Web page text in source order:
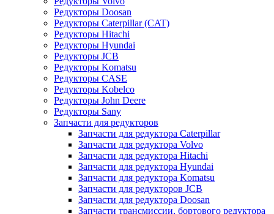
Редукторы Doosan
Редукторы Caterpillar (CAT)
Редукторы Hitachi
Редукторы Hyundai
Редукторы JCB
Редукторы Komatsu
Редукторы CASE
Редукторы Kobelco
Редукторы John Deere
Редукторы Sany
Запчасти для редукторов
Запчасти для редуктора Caterpillar
Запчасти для редуктора Volvo
Запчасти для редуктора Hitachi
Запчасти для редуктора Hyundai
Запчасти для редуктора Komatsu
Запчасти для редукторов JCB
Запчасти для редуктора Doosan
Запчасти трансмиссии, бортового редуктора